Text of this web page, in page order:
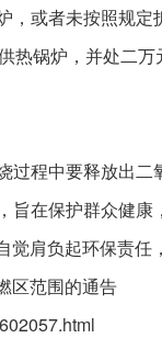
或者未按照规
锅炉，并处二
程中要释放出二
在保护群众健
肩负起环保责任
区范围的通告